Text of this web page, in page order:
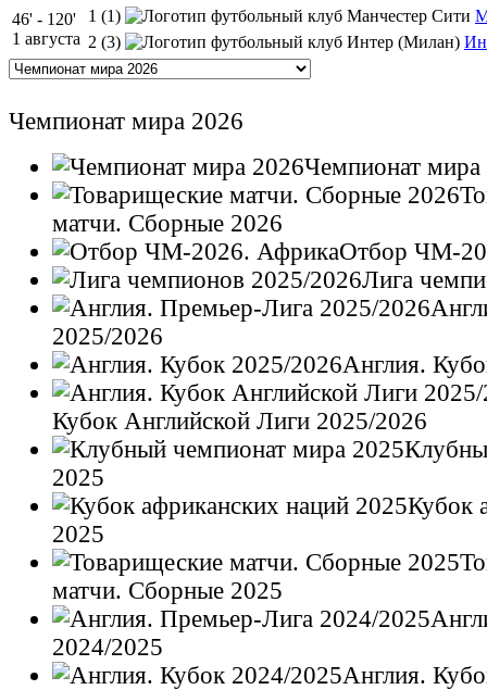
46' - 120'
1 августа
1 (1)
2 (3)
Чемпионат мира 2026
Чемпионат мира
матчи. Сборные 2026
Отбор ЧМ-
Лига
2025/2026
Англия.
Кубок Английской Лиги 2025/2026
2025
Кубок
2025
матчи. Сборные 2025
2024/2025
Англия.